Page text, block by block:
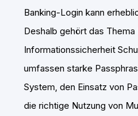
Banking-Login kann
Deshalb gehört das
Informationssicherheit
umfassen starke
System, den Einsatz von
die richtige Nutzung von